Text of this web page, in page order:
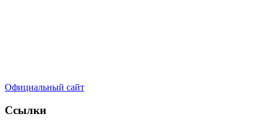
Официальный сайт
Ссылки